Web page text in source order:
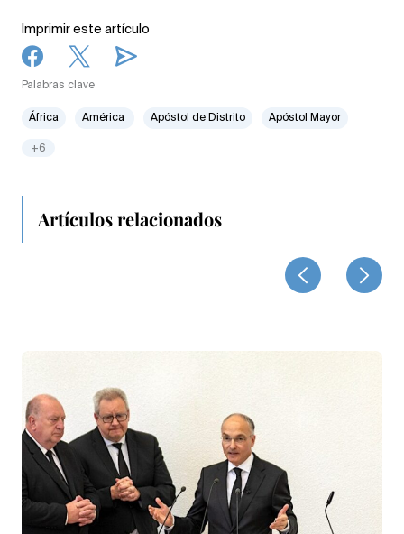
Imprimir este artículo
Palabras clave
África América Apóstol de Distrito Apóstol Mayor
+6
Artículos relacionados